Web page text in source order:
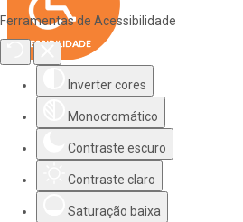
Ferramentas de Acessibilidade
Inverter cores
Monocromático
Contraste escuro
Contraste claro
Saturação baixa